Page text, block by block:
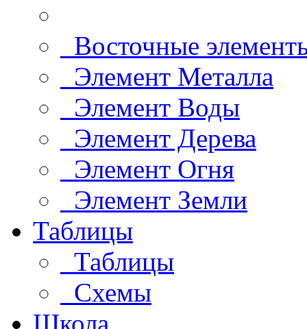
Восточные
Элемент Металла
Элемент Воды
Элемент Дерева
Элемент Огня
Элемент Земли
Таблицы
Таблицы
Схемы